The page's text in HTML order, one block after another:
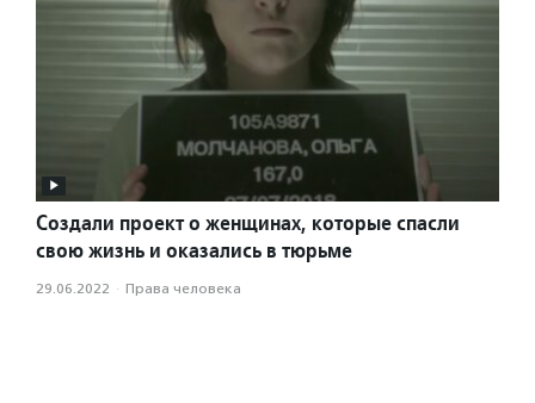
Создали проект о женщинах, которые спасли
свою жизнь и оказались в тюрьме
29.06.2022 · Права человека